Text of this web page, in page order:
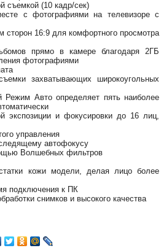
съемкой (10 кадр/сек)
с фотографиями на телевизоре с
16:9 для комфортного просмотра
прямо в камере благодаря 2ГБ
фотографиями
захватывающих широкоугольных
Авто определяет пять наиболее
экспозиции и фокусировки до 16 лиц,
управления
автофокусу
Волшебных фильтров
кожи модели, делая лицо более
подключения к ПК
снимков и высокого качества